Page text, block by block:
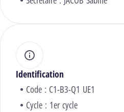
Identification
Code : C1-B3-Q1 UE1
Cycle : 1er cycle